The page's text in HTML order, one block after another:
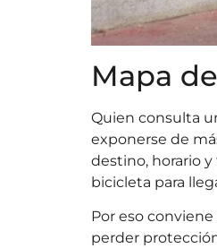
Mapa
Quien consulta
exponerse de
destino, horario
bicicleta para
Por eso
perder